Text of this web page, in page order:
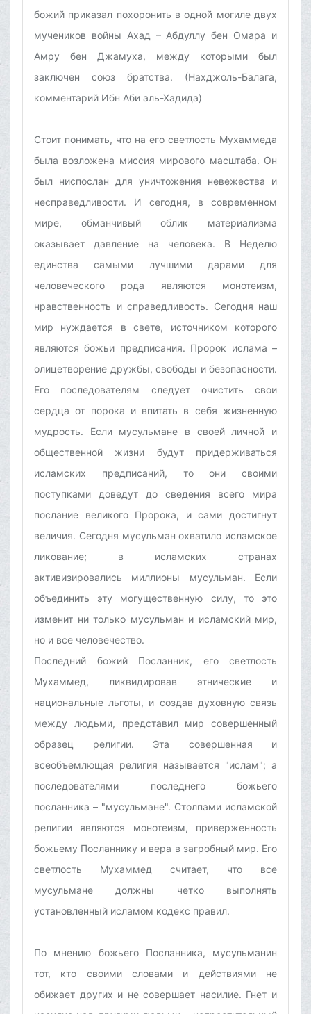
божий приказал похоронить в одной могиле двух
мучеников войны Ахад – Абдуллу бен Омара и
Амру бен Джамуха, между которыми был
заключен союз братства. (Нахджоль-Балага,
комментарий Ибн Аби аль-Хадида)
Стоит понимать, что на его светлость Мухаммеда
была возложена миссия мирового масштаба. Он
был ниспослан для уничтожения невежества и
несправедливости. И сегодня, в современном
мире, обманчивый облик материализма
оказывает давление на человека. В Неделю
единства самыми лучшими дарами для
человеческого рода являются монотеизм,
нравственность и справедливость. Сегодня наш
мир нуждается в свете, источником которого
являются божьи предписания. Пророк ислама –
олицетворение дружбы, свободы и безопасности.
Его последователям следует очистить свои
сердца от порока и впитать в себя жизненную
мудрость. Если мусульмане в своей личной и
общественной жизни будут придерживаться
исламских предписаний, то они своими
поступками доведут до сведения всего мира
послание великого Пророка, и сами достигнут
величия. Сегодня мусульман охватило исламское
ликование; в исламских странах
активизировались миллионы мусульман. Если
объединить эту могущественную силу, то это
изменит ни только мусульман и исламский мир,
но и все человечество.
Последний божий Посланник, его светлость
Мухаммед, ликвидировав этнические и
национальные льготы, и создав духовную связь
между людьми, представил мир совершенный
образец религии. Эта совершенная и
всеобъемлющая религия называется "ислам"; а
последователями последнего божьего
посланника – "мусульмане". Столпами исламской
религии являются монотеизм, приверженность
божьему Посланнику и вера в загробный мир. Его
светлость Мухаммед считает, что все
мусульмане должны четко выполнять
установленный исламом кодекс правил.
По мнению божьего Посланника, мусульманин
тот, кто своими словами и действиями не
обижает других и не совершает насилие. Гнет и